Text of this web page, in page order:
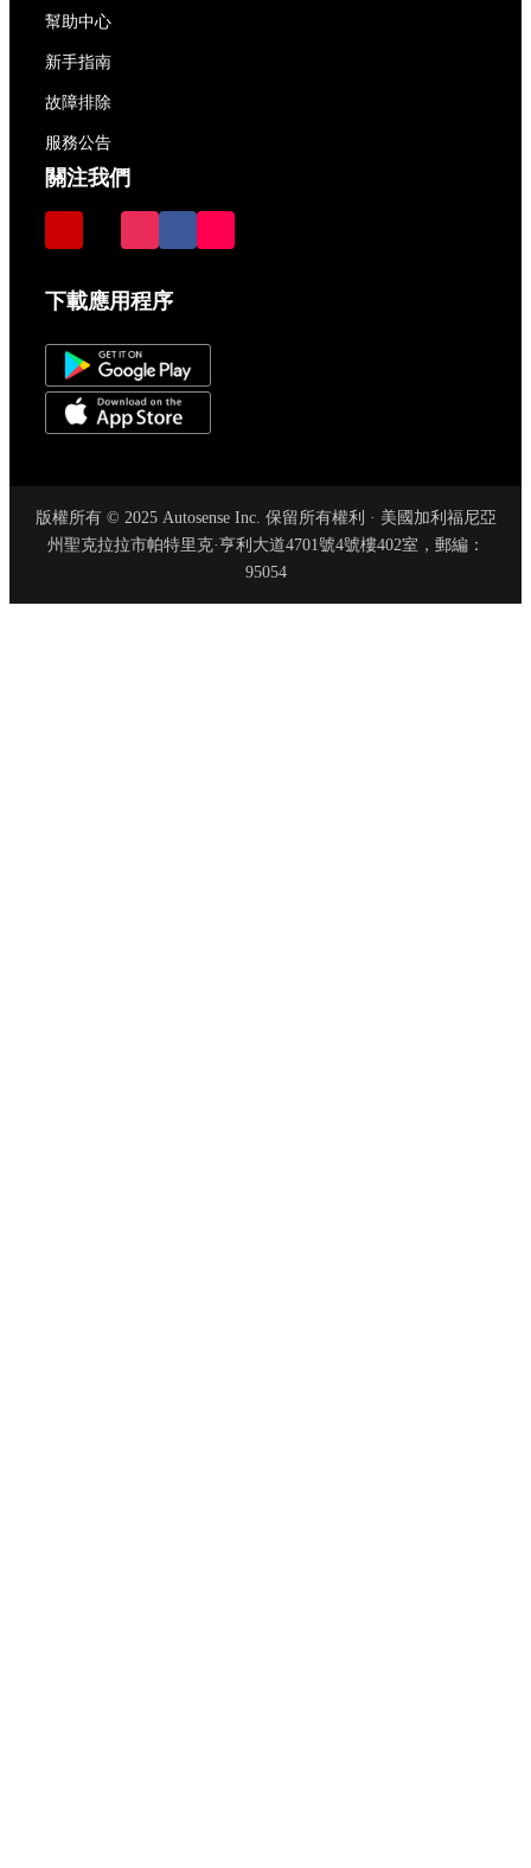
幫助中心
新手指南
故障排除
服務公告
關注我們
下載應用程序
版權所有 © 2025 Autosense Inc. 保留所有權利 · 美國加利福尼亞
州聖克拉拉市帕特里克·亨利大道4701號4號樓402室，郵編：
95054